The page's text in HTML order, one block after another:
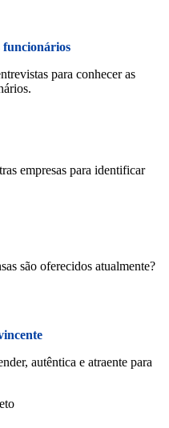
funcionários
para conhecer as
empresas para identificar
são oferecidos atualmente?
autêntica e atraente para